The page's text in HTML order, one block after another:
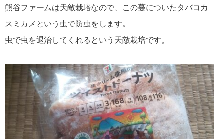
熊谷ファームは天敵栽培なので、この蔓についたタバコカ
スミカメという虫で防虫をします。
虫で虫を退治してくれるという天敵栽培です。